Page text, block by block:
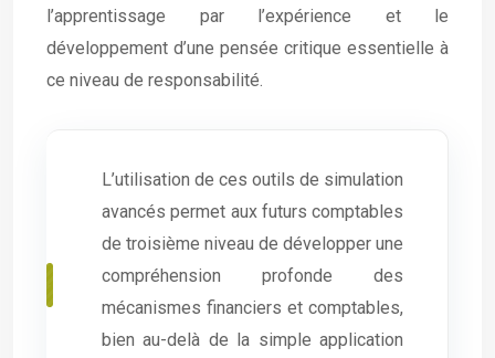
l’apprentissage par l’expérience et le
développement d’une pensée critique essentielle à
ce niveau de responsabilité.
L’utilisation de ces outils de simulation
avancés permet aux futurs comptables
de troisième niveau de développer une
compréhension profonde des
mécanismes financiers et comptables,
bien au-delà de la simple application